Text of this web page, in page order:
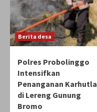
Berita desa
Polres Probolinggo
Intensifkan
Penanganan Karhutla
di Lereng Gunung
Bromo